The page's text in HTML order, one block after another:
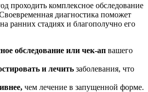
проходить комплексное обследование
диагностика поможет
ранних стадиях и благополучно его
обследование или чек-ап вашего
и лечить заболевания, что
чем лечение в запущенной форме.